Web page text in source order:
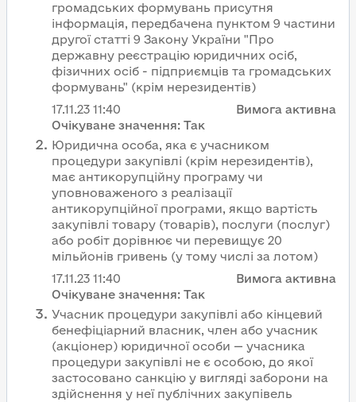
громадських формувань присутня
інформація, передбачена пунктом 9 частини
другої статті 9 Закону України "Про
державну реєстрацію юридичних осіб,
фізичних осіб - підприємців та громадських
формувань" (крім нерезидентів)
17.11.23 11:40
Вимога активна
Очікуване значення: Так
Юридична особа, яка є учасником
процедури закупівлі (крім нерезидентів),
має антикорупційну програму чи
уповноваженого з реалізації
антикорупційної програми, якщо вартість
закупівлі товару (товарів), послуги (послуг)
або робіт дорівнює чи перевищує 20
мільйонів гривень (у тому числі за лотом)
17.11.23 11:40
Вимога активна
Очікуване значення: Так
Учасник процедури закупівлі або кінцевий
бенефіціарний власник, член або учасник
(акціонер) юридичної особи — учасника
процедури закупівлі не є особою, до якої
застосовано санкцію у вигляді заборони на
здійснення у неї публічних закупівель